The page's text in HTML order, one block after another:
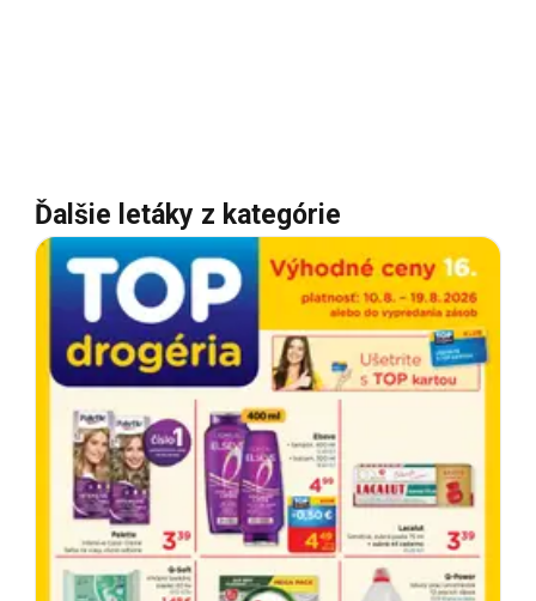
Ďalšie letáky z kategórie